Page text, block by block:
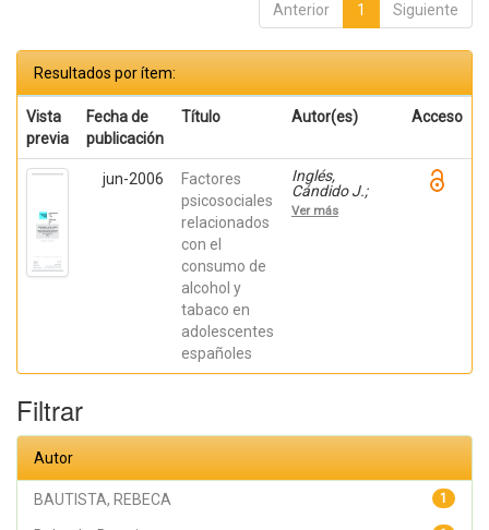
Anterior 1 Siguiente
Resultados por ítem:
Vista
previa
Fecha de
publicación
Título Autor(es) Acceso
jun-2006
Factores
psicosociales
relacionados
con el
consumo de
alcohol y
tabaco en
adolescentes
españoles
Inglés,
Cándido J.;
Delgado,
Beatriz;
García, María;
Ver más
Filtrar
Autor
1
BAUTISTA, REBECA